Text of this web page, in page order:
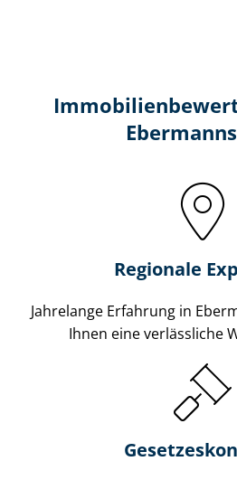
Regionale
Jahrelange Erfahrung in
Ihnen eine verlässliche